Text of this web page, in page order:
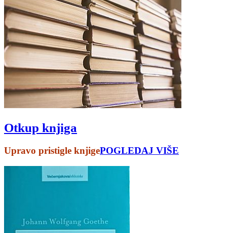
Otkup knjiga
Upravo pristigle knjigePOGLEDAJ VIŠE